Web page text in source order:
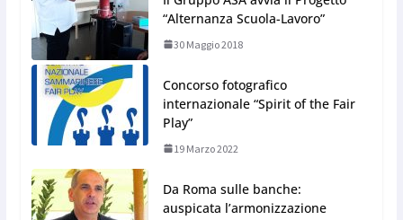
“Alternanza Scuola-Lavoro”
30 Maggio 2018
Concorso fotografico
internazionale “Spirit of the Fair
Play”
19 Marzo 2022
Da Roma sulle banche:
auspicata l’armonizzazione